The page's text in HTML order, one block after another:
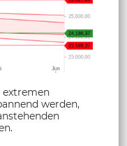
extremen
werden,